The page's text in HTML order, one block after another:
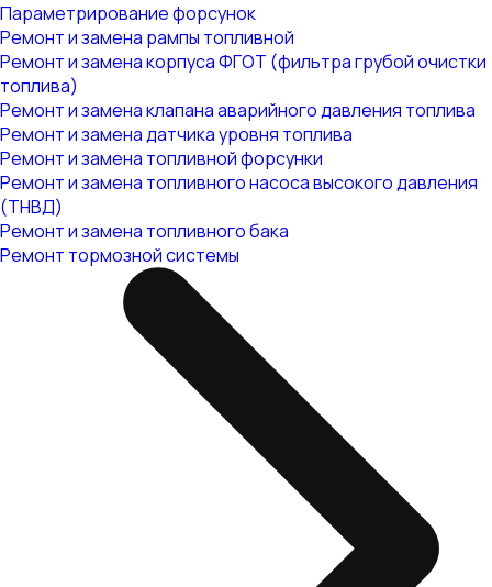
Параметрирование форсунок
Ремонт и замена рампы топливной
Ремонт и замена корпуса ФГОТ (фильтра грубой очистки
топлива)
Ремонт и замена клапана аварийного давления топлива
Ремонт и замена датчика уровня топлива
Ремонт и замена топливной форсунки
Ремонт и замена топливного насоса высокого давления
(ТНВД)
Ремонт и замена топливного бака
Ремонт тормозной системы